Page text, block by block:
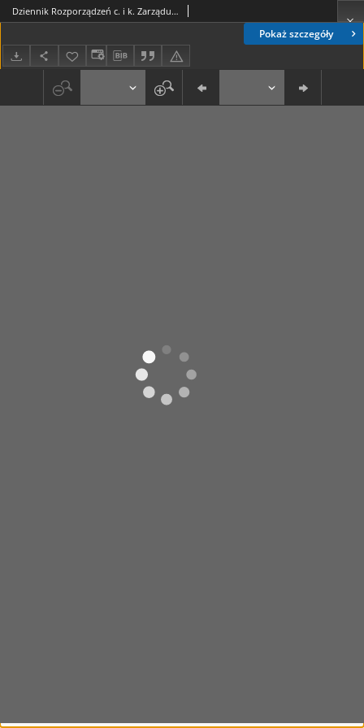
Pokaż szczegóły
Dziennik Rozporządzeń c. i k. Zarządu Wojskowego w Polsce 1915-09-18 Cz. 9